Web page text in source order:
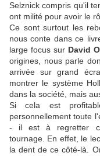
Selznick compris qu'il
ont milité pour avoir le
Ce sont surtout les
nous conte dans ce
large focus sur David
origines, nous parle
arrivée sur grand
montrer le système
dans la société, mais
Si cela est
personnellement toute
- il est à regretter
tournage. En effet, le
la dent de ce côté-là.